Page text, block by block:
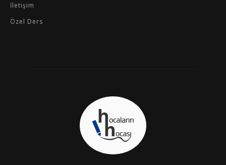
İletişim
Özel Ders